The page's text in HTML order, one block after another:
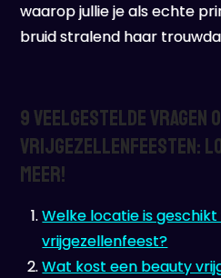
waarop jullie je als echte
bruid stralend haar
9 Veelgestelde Vragen
Vrijgezellenfeesten:
Meer!
Welke locatie is
vrijgezellenfeest?
Wat kost een beauty